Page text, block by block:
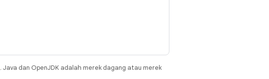
. Java dan OpenJDK adalah merek dagang atau merek